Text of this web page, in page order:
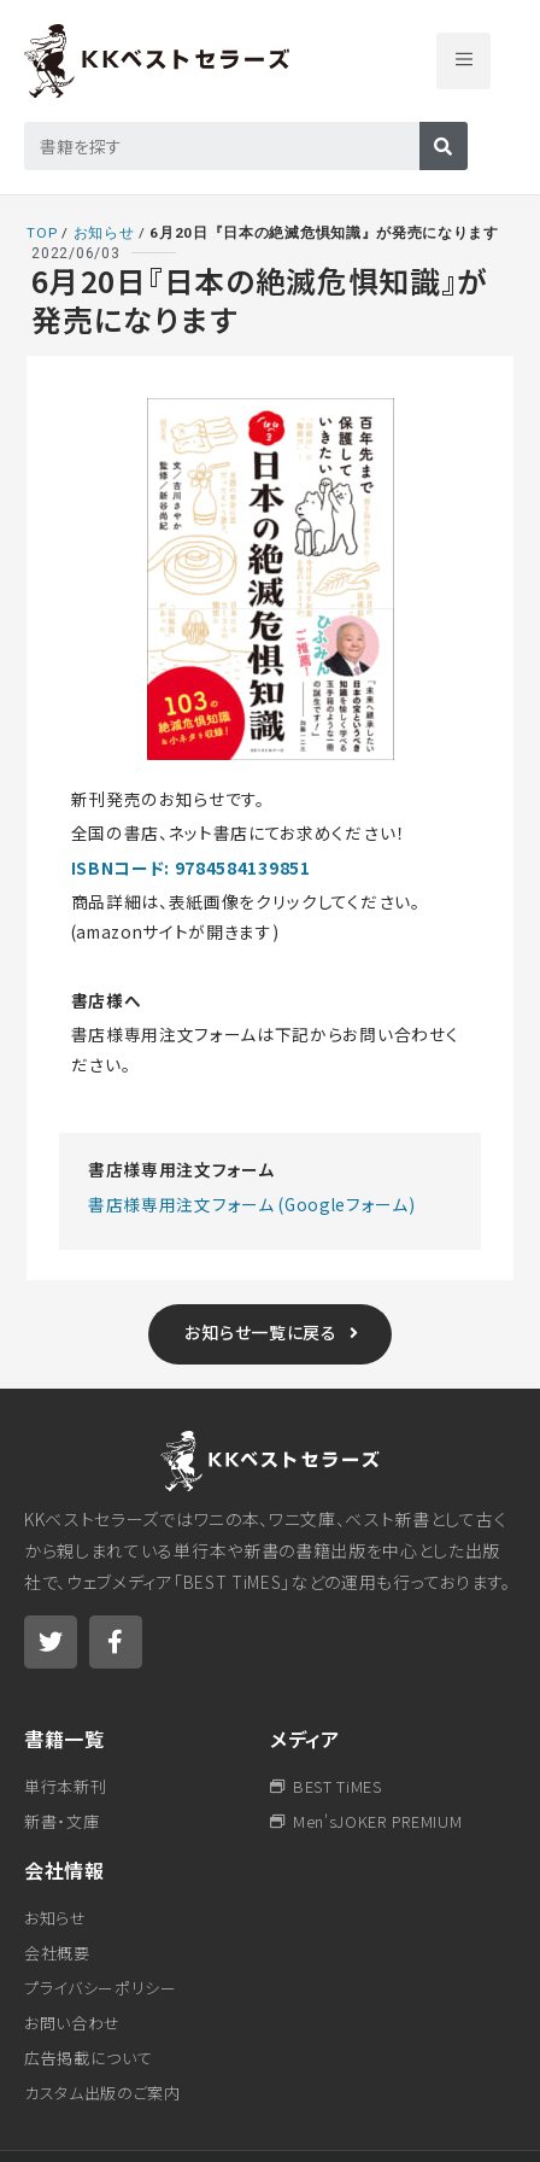
TOP / お知らせ / 6月20日『日本の絶滅危惧知識』が発売になります
2022/06/03
6月20日『日本の絶滅危惧知識』が
発売になります
新刊発売のお知らせです。
全国の書店、ネット書店にてお求めください！
ISBNコード: 9784584139851
商品詳細は、表紙画像をクリックしてください。
(amazonサイトが開きます)
書店様へ
書店様専用注文フォームは下記からお問い合わせく
ださい。
書店様専用注文フォーム
書店様専用注文フォーム (Googleフォーム)
お知らせ一覧に戻る
KKベストセラーズではワニの本、ワニ文庫、ベスト新書として古く
から親しまれている単行本や新書の書籍出版を中心とした出版
社で、ウェブメディア「BEST TiMES」などの運用も行っております。
書籍一覧
単行本新刊
新書・文庫
メディア
BEST TiMES
Men'sJOKER PREMIUM
会社情報
お知らせ
会社概要
プライバシーポリシー
お問い合わせ
広告掲載について
カスタム出版のご案内